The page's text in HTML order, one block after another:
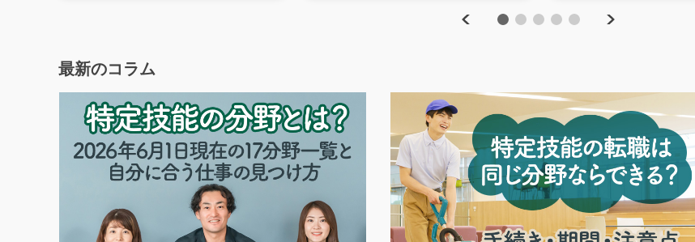
Previous Next
最新のコラム